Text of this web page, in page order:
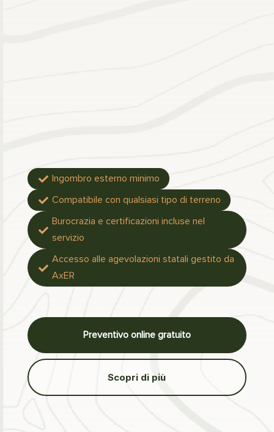
 Ingombro esterno minimo
 Compatibile con qualsiasi tipo di terreno

Burocrazia e certificazioni incluse nel
servizio

Accesso alle agevolazioni statali gestito da
AxER
Preventivo online gratuito
Scopri di più